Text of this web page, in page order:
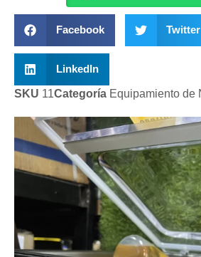
Facebook Twitter
LinkedIn
SKU 11Categoría Equipamiento de